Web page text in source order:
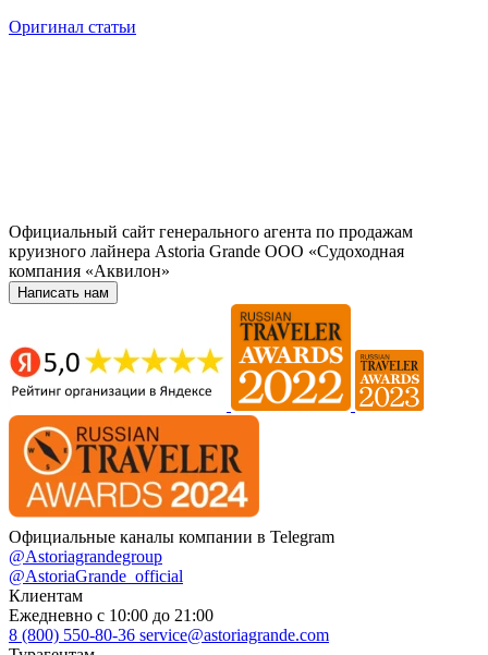
Оригинал статьи
Официальный сайт генерального агента по продажам
круизного лайнера Astoria Grande ООО «Судоходная
компания «Аквилон»
Написать нам
Официальные каналы компании в Telegram
@Astoriagrandegroup
@AstoriaGrande_official
Клиентам
Ежедневно с 10:00 до 21:00
8 (800) 550-80-36 service@astoriagrande.com